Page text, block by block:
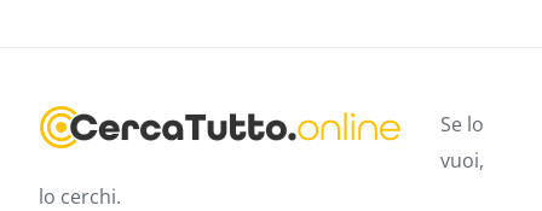
Se lo
vuoi,
lo cerchi.